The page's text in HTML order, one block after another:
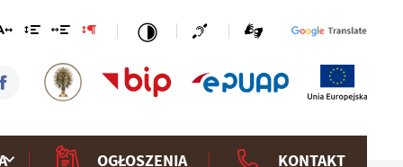
OGŁOSZENIA KONTAKT